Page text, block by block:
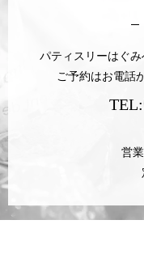
パティスリーはぐみ
ご予約はお電話
TEL:
営